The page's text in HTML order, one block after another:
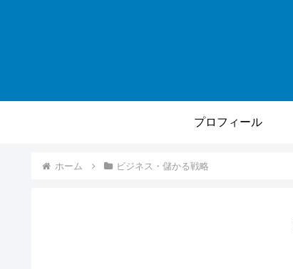
プロフィール
ホーム ビジネス・儲かる戦略